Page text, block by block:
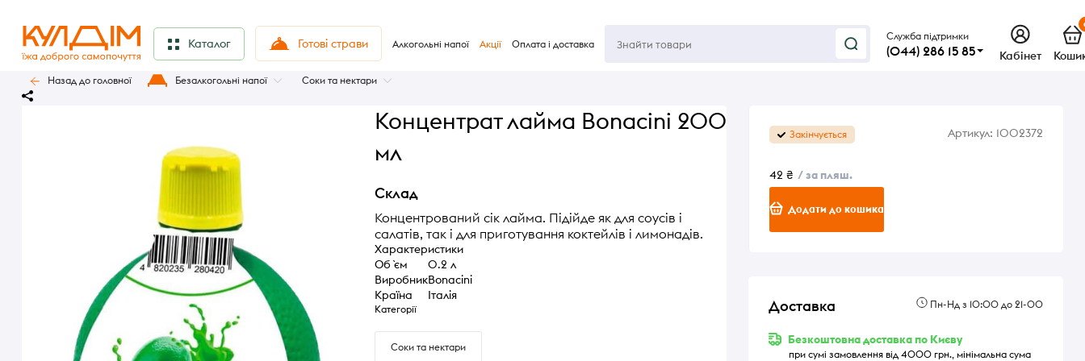
Каталог Готові страви Алкогольні напої Акції Оплата і доставка
Служба підтримки
(044) 286 15 85 Кабінет
Назад до головної Безалкогольні напої Соки та нектари
Концентрат лайма Bonacini 200
мл
Склад
Концентрований сік лайма. Підійде як для соусів і
салатів, так і для приготування коктейлів і лимонадів.
Характеристики
Об `єм
0.2 л
ВиробникBonacini
Країна
Італія
Категорії
Соки та нектари
Закінчується Артикул: 1002372
42 ₴ / за пляш.
Додати до кошика
Доставка Пн-Нд з 10:00 до 21-00
Безкоштовна доставка по Києву
при сумі замовлення від 4000 грн., мінімальна сума